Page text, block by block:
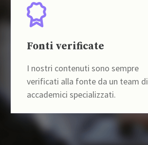
Fonti verificate
I nostri contenuti sono sempre
verificati alla fonte da un team di
accademici specializzati.